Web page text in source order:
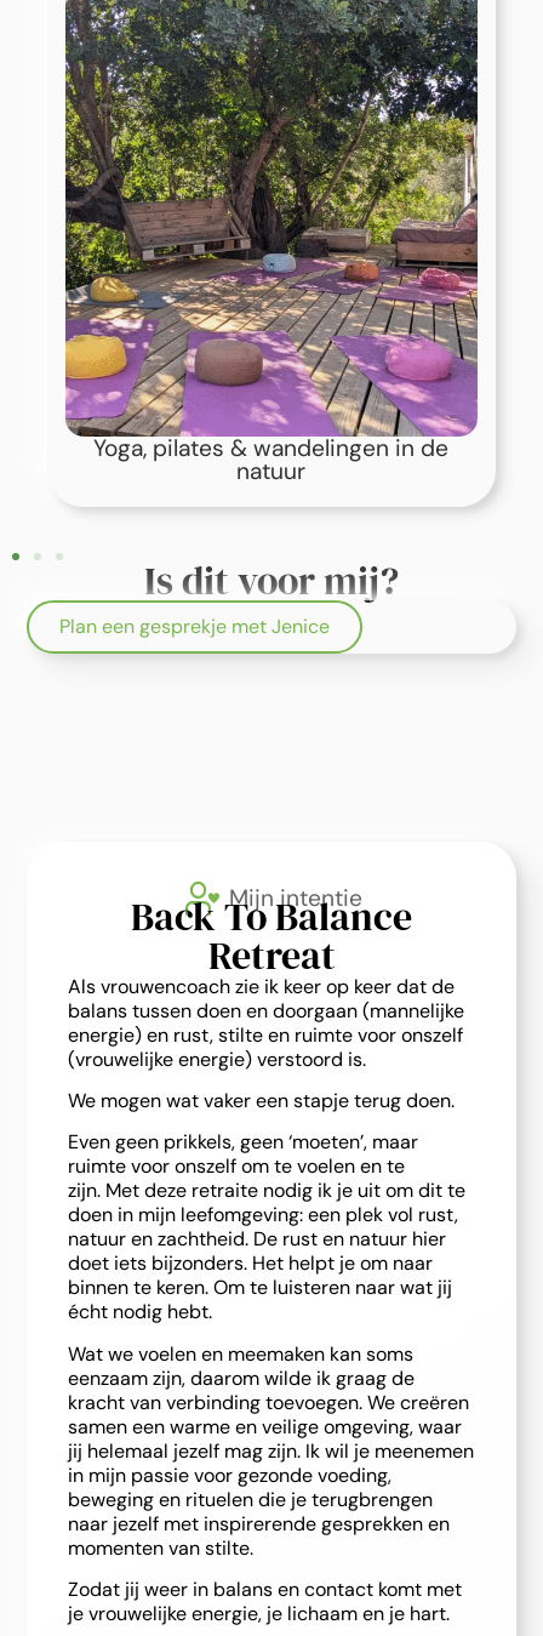
Mini-workshops over vrouwelijke
hormonen
Is dit voor mij?
Plan een gesprekje met Jenice
Mijn intentie
Back To Balance
Retreat
Als vrouwencoach zie ik keer op keer dat de
balans tussen doen en doorgaan (mannelijke
energie) en rust, stilte en ruimte voor onszelf
(vrouwelijke energie) verstoord is.
We mogen wat vaker een stapje terug doen.
Even geen prikkels, geen ‘moeten’, maar
ruimte voor onszelf om te voelen en te
zijn. Met deze retraite nodig ik je uit om dit te
doen in mijn leefomgeving: een plek vol rust,
natuur en zachtheid. De rust en natuur hier
doet iets bijzonders. Het helpt je om naar
binnen te keren. Om te luisteren naar wat jij
écht nodig hebt.
Wat we voelen en meemaken kan soms
eenzaam zijn, daarom wilde ik graag de
kracht van verbinding toevoegen. We creëren
samen een warme en veilige omgeving, waar
jij helemaal jezelf mag zijn. Ik wil je meenemen
in mijn passie voor gezonde voeding,
beweging en rituelen die je terugbrengen
naar jezelf met inspirerende gesprekken en
momenten van stilte.
Zodat jij weer in balans en contact komt met
je vrouwelijke energie, je lichaam en je hart.